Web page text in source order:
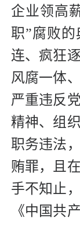
企业领高
职”腐败
连、疯狂
风腐一体
严重违反
精神、组
职务违法
贿罪，且
手不知止
《中国共